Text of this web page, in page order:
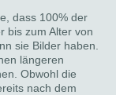
dass 100% der
bis zum Alter von
sie Bilder haben.
längeren
Obwohl die
nach dem